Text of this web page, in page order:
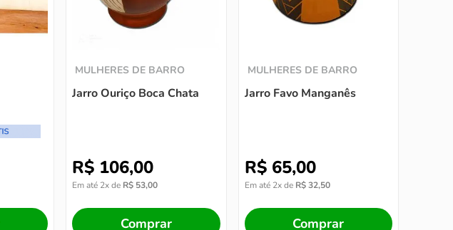
MULHERES DE BARRO
Jarro Ouriço Boca Chata
R$ 106,00
Em até 2x de R$ 53,00
Comprar
MULHERES DE BARRO
Jarro Favo Manganês
R$ 65,00
Em até 2x de R$ 32,50
Comprar